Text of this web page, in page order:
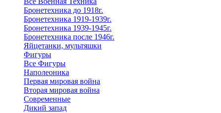
Бронетехника до 1918г.
Бронетехника 1919-1939г.
Бронетехника 1939-1945г.
Бронетехника после 1946г.
Яйцетанки, мультяшки
Фигуры
Все Фигуры
Наполеоника
Первая мировая война
Вторая мировая война
Современные
Дикий запад